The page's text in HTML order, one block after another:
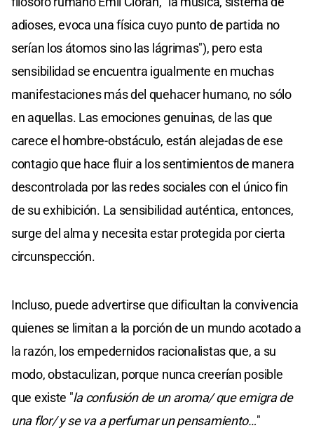
adioses, evoca una física cuyo punto de partida no
serían los átomos sino las lágrimas"), pero esta
sensibilidad se encuentra igualmente en muchas
manifestaciones más del quehacer humano, no sólo
en aquellas. Las emociones genuinas, de las que
carece el hombre-obstáculo, están alejadas de ese
contagio que hace fluir a los sentimientos de manera
descontrolada por las redes sociales con el único fin
de su exhibición. La sensibilidad auténtica, entonces,
surge del alma y necesita estar protegida por cierta
circunspección.
Incluso, puede advertirse que dificultan la convivencia
quienes se limitan a la porción de un mundo acotado a
la razón, los empedernidos racionalistas que, a su
modo, obstaculizan, porque nunca creerían posible
que existe "la confusión de un aroma/ que emigra de
una flor/ y se va a perfumar un pensamiento…"